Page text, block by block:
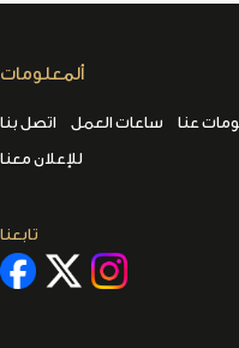
ألمعلومات
اتصل بنا ساعات العمل عنا
للإعلان معنا
تابعنا